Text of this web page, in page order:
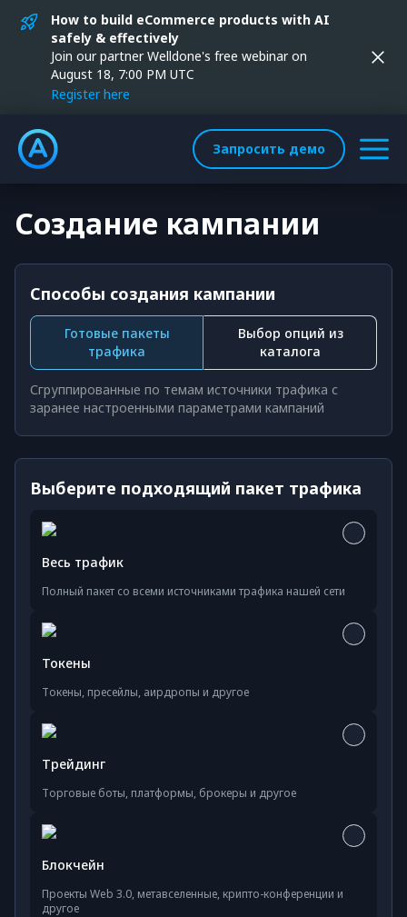
How to build eCommerce products with AI
safely & effectively
Join our partner Welldone's free webinar on
August 18, 7:00 PM UTC
Register here
Запросить демо
Создание кампании
Способы создания кампании
Готовые пакеты
трафика
Выбор опций из
каталога
Сгруппированные по темам источники трафика с
заранее настроенными параметрами кампаний
Выберите подходящий пакет трафика
Весь трафик
Полный пакет со всеми источниками трафика нашей сети
Токены
Токены, пресейлы, аирдропы и другое
Трейдинг
Торговые боты, платформы, брокеры и другое
Блокчейн
Проекты Web 3.0, метавселенные, крипто-конференции и
другое